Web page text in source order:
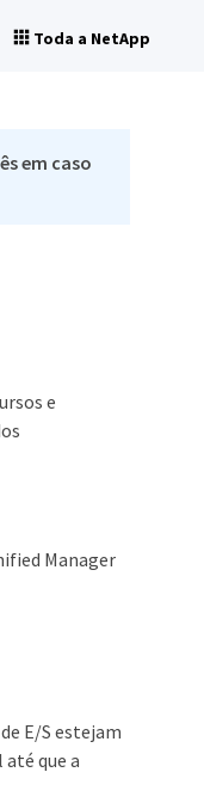
Toda a NetApp
em caso
e
Manager
E/S estejam
que a